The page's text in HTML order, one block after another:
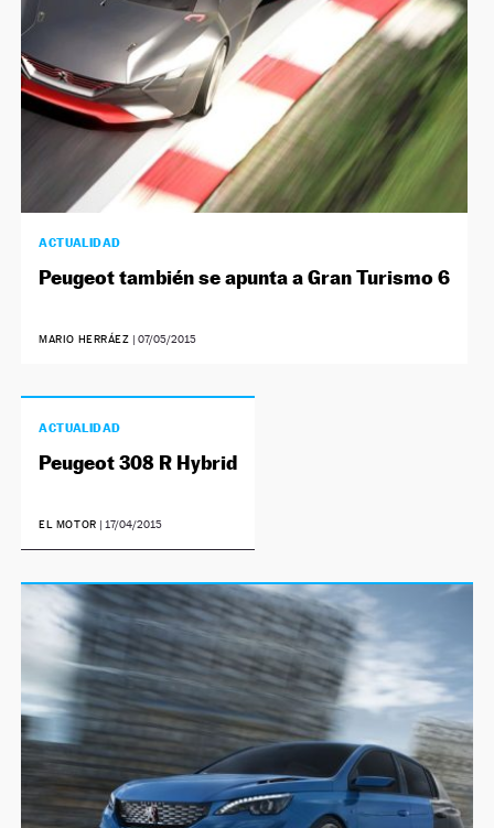
ACTUALIDAD
Peugeot también se apunta a Gran Turismo 6
MARIO HERRÁEZ | 07/05/2015
ACTUALIDAD
Peugeot 308 R Hybrid
EL MOTOR | 17/04/2015